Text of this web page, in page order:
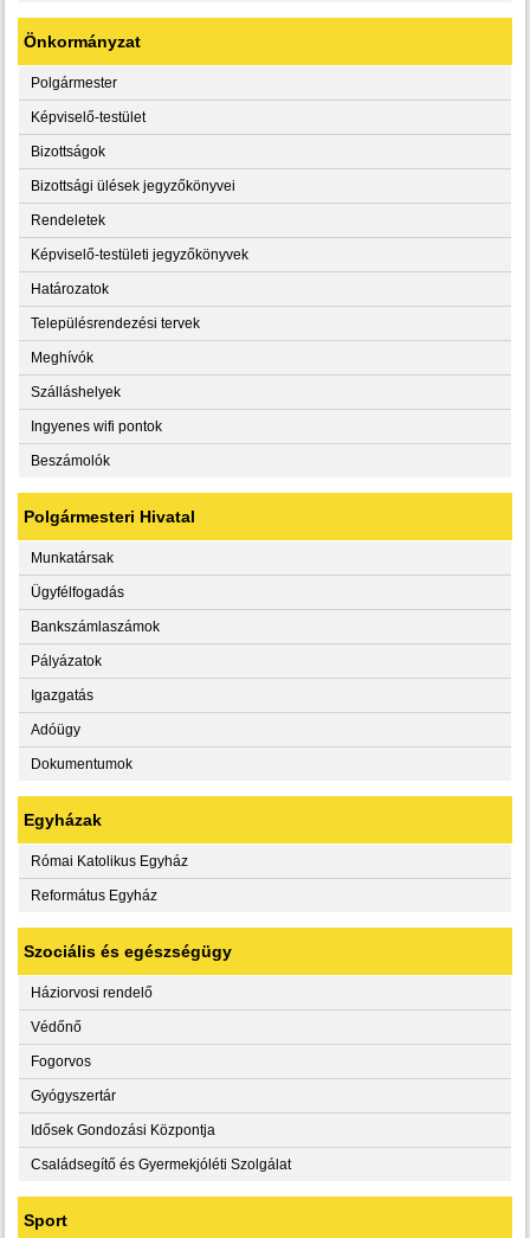
Önkormányzat
Polgármester
Képviselő-testület
Bizottságok
Bizottsági ülések jegyzőkönyvei
Rendeletek
Képviselő-testületi jegyzőkönyvek
Határozatok
Településrendezési tervek
Meghívók
Szálláshelyek
Ingyenes wifi pontok
Beszámolók
Polgármesteri Hivatal
Munkatársak
Ügyfélfogadás
Bankszámlaszámok
Pályázatok
Igazgatás
Adóügy
Dokumentumok
Egyházak
Római Katolikus Egyház
Református Egyház
Szociális és egészségügy
Háziorvosi rendelő
Védőnő
Fogorvos
Gyógyszertár
Idősek Gondozási Központja
Családsegítő és Gyermekjóléti Szolgálat
Sport